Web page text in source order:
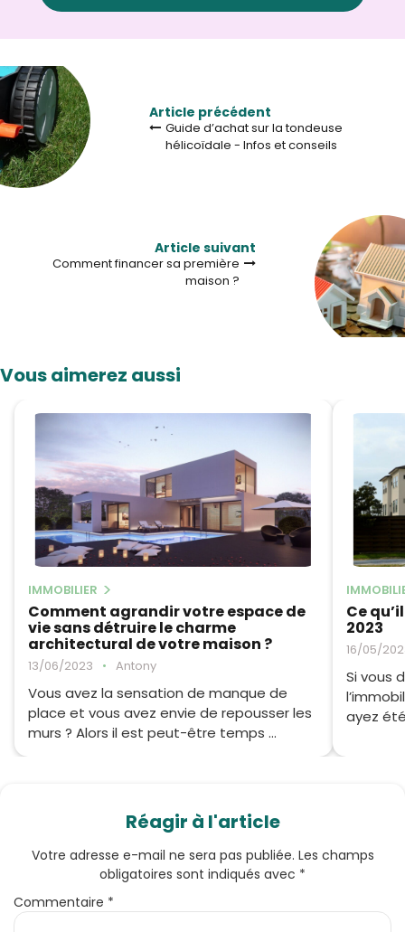
Article précédent
Guide d’achat sur la tondeuse
hélicoïdale - Infos et conseils
Article suivant
Comment financer sa première
maison ?
Vous aimerez aussi
IMMOBILIER
Comment agrandir votre espace de
vie sans détruire le charme
architectural de votre maison ?
13/06/2023 • Antony
Vous avez la sensation de manque de
place et vous avez envie de repousser les
murs ? Alors il est peut-être temps ...
Ce
2023
16/05/
Si vous
ayez
Réagir à l'article
Votre adresse e-mail ne sera pas publiée. Les champs
obligatoires sont indiqués avec *
Commentaire *